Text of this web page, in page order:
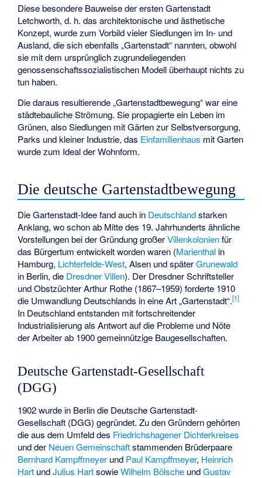
Diese besondere Bauweise der ersten Gartenstadt
Letchworth, d. h. das architektonische und ästhetische
Konzept, wurde zum Vorbild vieler Siedlungen im In- und
Ausland, die sich ebenfalls „Gartenstadt“ nannten, obwohl
sie mit dem ursprünglich zugrundeliegenden
genossenschaftssozialistischen Modell überhaupt nichts zu
tun haben.
Die daraus resultierende „Gartenstadtbewegung“ war eine
städtebauliche Strömung. Sie propagierte ein Leben im
Grünen, also Siedlungen mit Gärten zur Selbstversorgung,
Parks und kleiner Industrie, das Einfamilienhaus mit Garten
wurde zum Ideal der Wohnform.
Die deutsche Gartenstadtbewegung
Die Gartenstadt-Idee fand auch in Deutschlandstarken
Anklang, wo schon ab Mitte des 19. Jahrhunderts ähnliche
Vorstellungen bei der Gründung großerVillenkolonienfür
das Bürgertum entwickelt worden waren (Marienthal in
Hamburg, Lichterfelde-West, Alsen und späterGrunewald
in Berlin, die Dresdner Villen). Der Dresdner Schriftsteller
und Obstzüchter Arthur Rothe (1867–1959) forderte 1910
die Umwandlung Deutschlands in eine Art „Gartenstadt“.[1]
In Deutschland entstanden mit fortschreitender
Industrialisierung als Antwort auf die Probleme und Nöte
der Arbeiter ab 1900 gemeinnützige Baugesellschaften.
Deutsche Gartenstadt-Gesellschaft
(DGG)
1902 wurde in Berlin die Deutsche Gartenstadt-
Gesellschaft (DGG) gegründet. Zu den Gründern gehörten
die aus dem Umfeld des Friedrichshagener Dichterkreises
und der Neuen Gemeinschaftstammenden Brüderpaare
Bernhard Kampffmeyer und Paul Kampffmeyer, Heinrich
Hart undJulius HartsowieWilhelm Bölsche undGustav